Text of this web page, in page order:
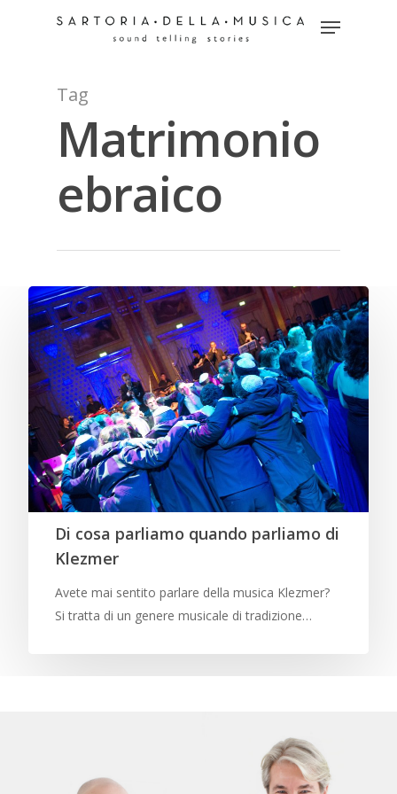
Hit enter to search or ESC to close
Tag
Matrimonio
ebraico
Di cosa parliamo quando parliamo di
Klezmer
Avete mai sentito parlare della musica Klezmer?
Si tratta di un genere musicale di tradizione…